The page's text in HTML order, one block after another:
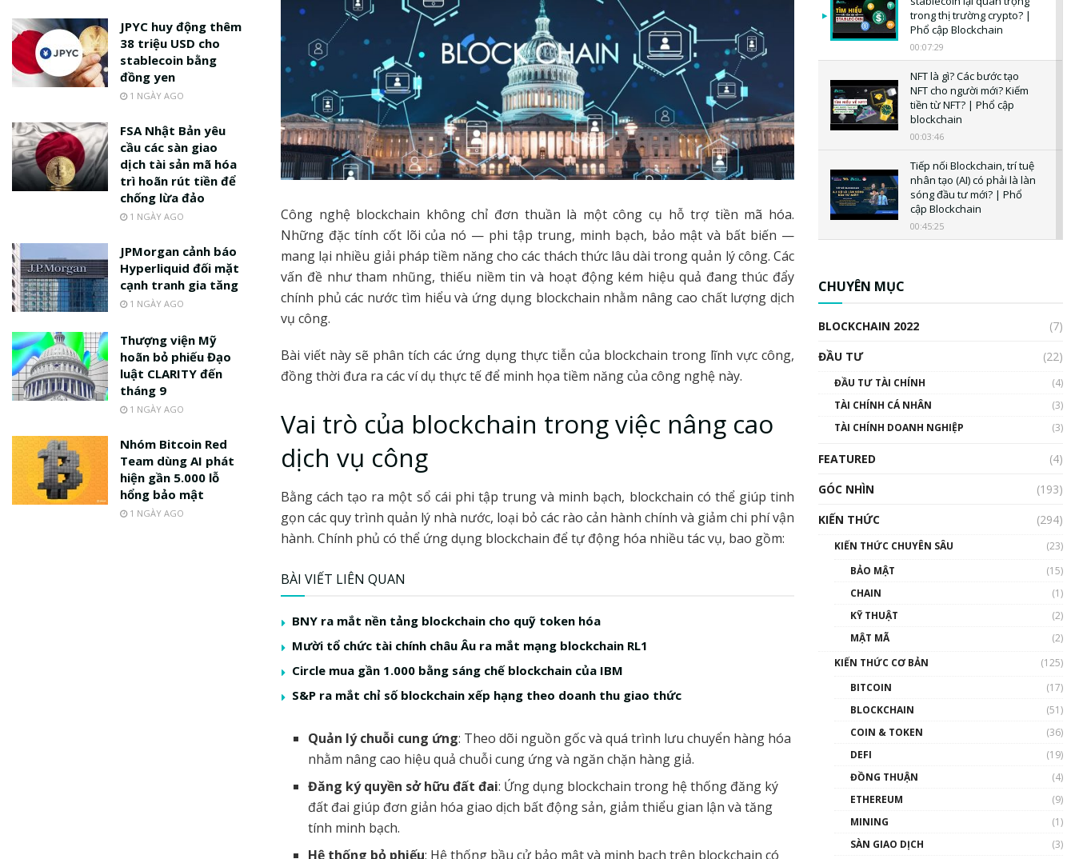
Công nghệ blockchain không chỉ đơn thuần là một công cụ hỗ trợ tiền mã hóa.
Những đặc tính cốt lõi của nó — phi tập trung, minh bạch, bảo mật và bất biến —
mang lại nhiều giải pháp tiềm năng cho các thách thức lâu dài trong quản lý công. Các
vấn đề như tham nhũng, thiếu niềm tin và hoạt động kém hiệu quả đang thúc đẩy
chính phủ các nước tìm hiểu và ứng dụng blockchain nhằm nâng cao chất lượng dịch
vụ công.
Bài viết này sẽ phân tích các ứng dụng thực tiễn của blockchain trong lĩnh vực công,
đồng thời đưa ra các ví dụ thực tế để minh họa tiềm năng của công nghệ này.
Vai trò của blockchain trong việc nâng cao
dịch vụ công
Bằng cách tạo ra một sổ cái phi tập trung và minh bạch, blockchain có thể giúp tinh
gọn các quy trình quản lý nhà nước, loại bỏ các rào cản hành chính và giảm chi phí vận
hành. Chính phủ có thể ứng dụng blockchain để tự động hóa nhiều tác vụ, bao gồm:
BÀI VIẾT LIÊN QUAN
BNY ra mắt nền tảng blockchain cho quỹ token hóa
Mười tổ chức tài chính châu Âu ra mắt mạng blockchain RL1
Circle mua gần 1.000 bằng sáng chế blockchain của IBM
S&P ra mắt chỉ số blockchain xếp hạng theo doanh thu giao thức
Quản lý chuỗi cung ứng: Theo dõi nguồn gốc và quá trình lưu chuyển hàng hóa
nhằm nâng cao hiệu quả chuỗi cung ứng và ngăn chặn hàng giả.
Đăng ký quyền sở hữu đất đai: Ứng dụng blockchain trong hệ thống đăng ký
đất đai giúp đơn giản hóa giao dịch bất động sản, giảm thiểu gian lận và tăng
tính minh bạch.
Hệ thống bỏ phiếu: Hệ thống bầu cử bảo mật và minh bạch trên blockchain có
JPYC huy động thêm
38 triệu USD cho
stablecoin bằng
đồng yen
1 NGÀY AGO
FSA Nhật Bản yêu
cầu các sàn giao
dịch tài sản mã hóa
trì hoãn rút tiền để
chống lừa đảo
1 NGÀY AGO
JPMorgan cảnh báo
Hyperliquid đối mặt
cạnh tranh gia tăng
1 NGÀY AGO
Thượng viện Mỹ
hoãn bỏ phiếu Đạo
luật CLARITY đến
tháng 9
1 NGÀY AGO
Nhóm Bitcoin Red
Team dùng AI phát
hiện gần 5.000 lỗ
hổng bảo mật
1 NGÀY AGO
trong thị trường crypto? |
Phổ cập Blockchain
00:07:29
NFT là gì? Các bước tạo
NFT cho người mới? Kiếm
tiền từ NFT? | Phổ cập
blockchain
00:03:46
Tiếp nối Blockchain, trí tuệ
nhân tạo (AI) có phải là làn
sóng đầu tư mới? | Phổ
cập Blockchain
00:45:25
uptrend trong năm 2023? |
Phổ cập Blockchain
00:02:14
Nhìn lại năm 2022: Những
nhân vật ảnh hưởng nhất
hệ sinh thái tiền mã hoá |
Blockchain
Nhân sự tương lại ngành
Blockchain Việt Nam | Phổ
cập Blockchain
Blockchain đang được ứng
CHUYÊN MỤC
BLOCKCHAIN 2022
(7)
ĐẦU TƯ
(22)
ĐẦU TƯ TÀI CHÍNH
(4)
TÀI CHÍNH CÁ NHÂN
(3)
TÀI CHÍNH DOANH NGHIỆP
(3)
FEATURED
(4)
GÓC NHÌN
(193)
KIẾN THỨC
(294)
KIẾN THỨC CHUYÊN SÂU
(23)
BẢO MẬT
(15)
CHAIN
(1)
KỸ THUẬT
(2)
MẬT MÃ
(2)
KIẾN THỨC CƠ BẢN
(125)
BITCOIN
(17)
BLOCKCHAIN
(51)
COIN & TOKEN
(36)
DEFI
(19)
ĐỒNG THUẬN
(4)
ETHEREUM
(9)
MINING
(1)
SÀN GIAO DỊCH
(3)